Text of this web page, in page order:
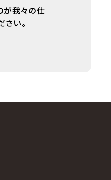
が我々の仕
い。